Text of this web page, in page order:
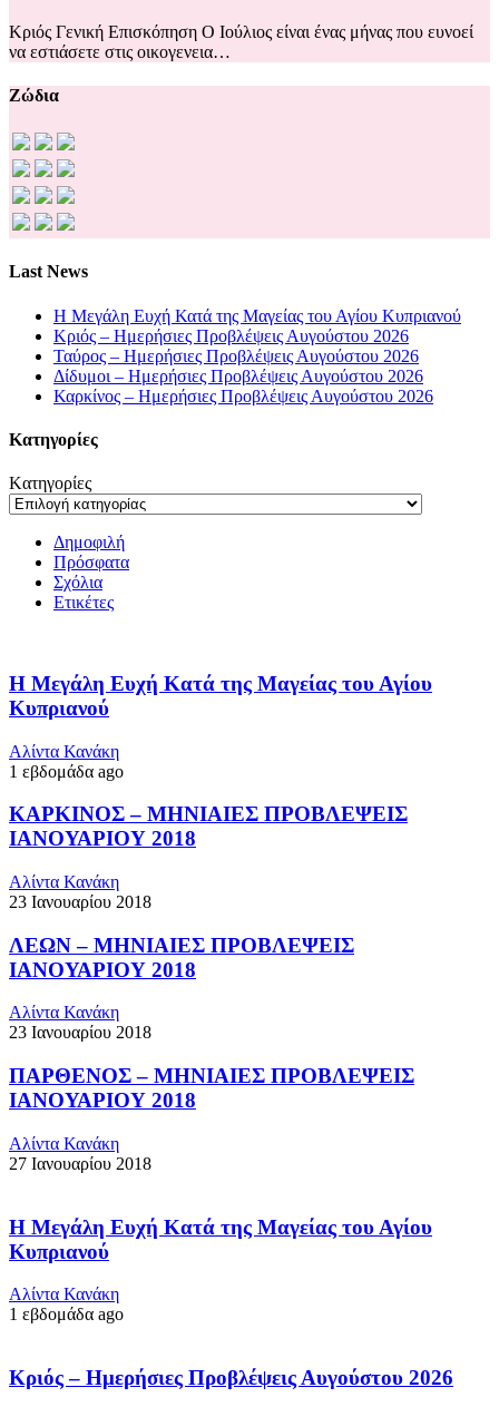
Κριός Γενική Επισκόπηση Ο Ιούλιος είναι ένας μήνας που ευνοεί
να εστιάσετε στις οικογενεια…
Ζώδια
Last News
Η Μεγάλη Ευχή Κατά της Μαγείας του Αγίου Κυπριανού
Κριός – Ημερήσιες Προβλέψεις Αυγούστου 2026
Ταύρος – Ημερήσιες Προβλέψεις Αυγούστου 2026
Δίδυμοι – Ημερήσιες Προβλέψεις Αυγούστου 2026
Καρκίνος – Ημερήσιες Προβλέψεις Αυγούστου 2026
Kατηγορίες
Kατηγορίες
Δημοφιλή
Πρόσφατα
Σχόλια
Ετικέτες
Η Μεγάλη Ευχή Κατά της Μαγείας του Αγίου
Κυπριανού
Αλίντα Κανάκη
1 εβδομάδα ago
ΚΑΡΚΙΝΟΣ – ΜΗΝΙΑΙΕΣ ΠΡΟΒΛΕΨΕΙΣ
ΙΑΝΟΥΑΡΙΟΥ 2018
Αλίντα Κανάκη
23 Ιανουαρίου 2018
ΛΕΩΝ – ΜΗΝΙΑΙΕΣ ΠΡΟΒΛΕΨΕΙΣ
ΙΑΝΟΥΑΡΙΟΥ 2018
Αλίντα Κανάκη
23 Ιανουαρίου 2018
ΠΑΡΘΕΝΟΣ – ΜΗΝΙΑΙΕΣ ΠΡΟΒΛΕΨΕΙΣ
ΙΑΝΟΥΑΡΙΟΥ 2018
Αλίντα Κανάκη
27 Ιανουαρίου 2018
Η Μεγάλη Ευχή Κατά της Μαγείας του Αγίου
Κυπριανού
Αλίντα Κανάκη
1 εβδομάδα ago
Κριός – Ημερήσιες Προβλέψεις Αυγούστου 2026